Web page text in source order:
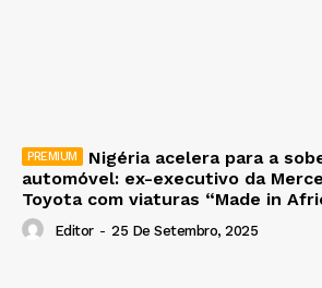
Nigéria acelera para a
automóvel: ex-executivo da
Toyota com viaturas “Made in
Editor - 25 De Setembro, 2025